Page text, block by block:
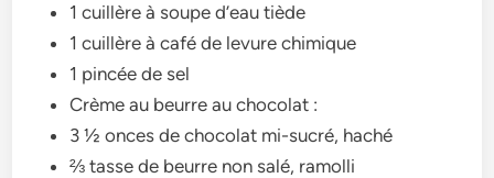
1 cuillère à soupe d’eau tiède
1 cuillère à café de levure chimique
1 pincée de sel
Crème au beurre au chocolat :
3 ½ onces de chocolat mi-sucré, haché
⅔ tasse de beurre non salé, ramolli